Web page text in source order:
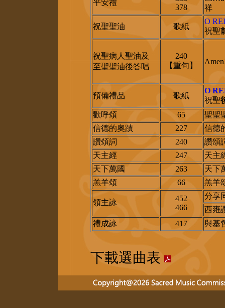
平安禮
378
祥
祝聖聖油 歌紙
O
祝聖
祝聖病人聖油及
至聖聖油後答唱
240
【重句】
預備禮品 歌紙
O
祝聖
歡呼頌
65
聖聖
信德的奧蹟
227
信德
讚頌詞
240
讚頌
天主經
247
天主
天下萬國
263
天下
羔羊頌
66 羔羊
領主詠
452
466
分享
西雍
禮成詠
417 與基
下載選曲表